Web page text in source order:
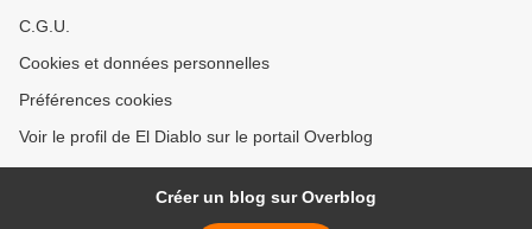
C.G.U.
Cookies et données personnelles
Préférences cookies
Voir le profil de El Diablo sur le portail Overblog
Créer un blog sur Overblog